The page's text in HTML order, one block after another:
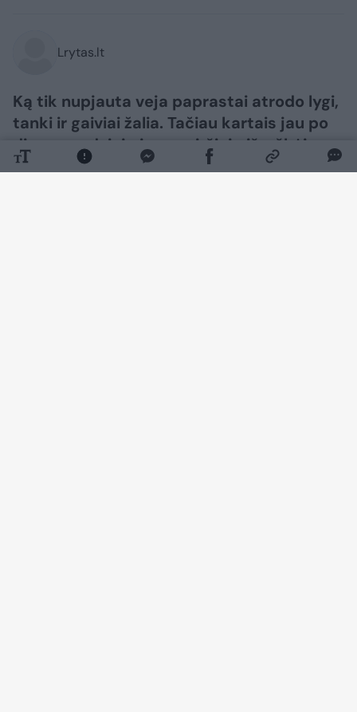
Lrytas.lt
Ką tik nupjauta veja paprastai atrodo lygi,
tanki ir gaiviai žalia. Tačiau kartais jau po
dienos ar dviejų jos paviršiuje išryškėja
rusvų, gelsvų ar pilkšvų dėmių. Nors